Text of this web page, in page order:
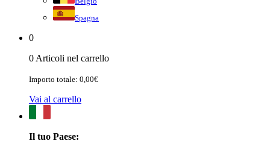
Spagna
0
0 Articoli nel carrello
Importo totale: 0,00€
Vai al carrello
Il tuo Paese: